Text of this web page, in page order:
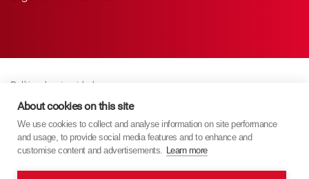
Política de privacidad
Business Partner Privacy
Política De Cookies
Modern Slavery Act Policy
About cookies on this site
We use cookies to collect and analyse information on site performance
and usage, to provide social media features and to enhance and
customise content and advertisements. Learn more